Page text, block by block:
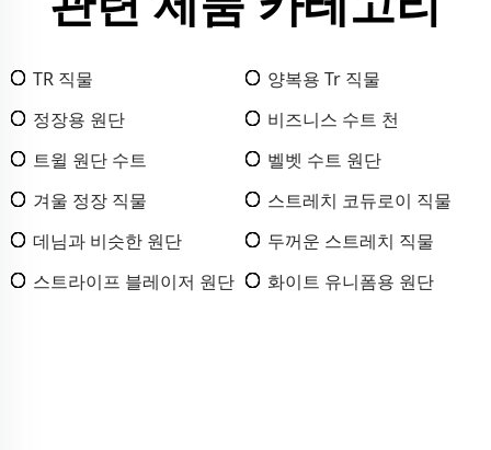
TR 직물
양복용 Tr 직물
정장용 원단
비즈니스 수트 천
트윌 원단 수트
벨벳 수트 원단
겨울 정장 직물
스트레치 코듀로이 직물
데님과 비슷한 원단
두꺼운 스트레치 직물
스트라이프 블레이저 원단
화이트 유니폼용 원단